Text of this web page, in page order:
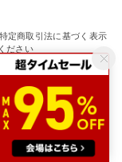
特定商取引法に基づく表示
ださい